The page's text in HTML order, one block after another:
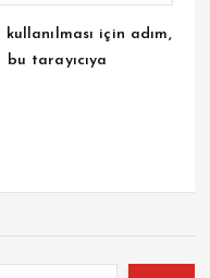
için adım,
tarayıcıya